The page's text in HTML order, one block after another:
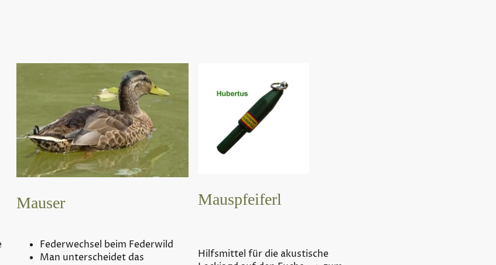
Mauser
Federwechsel beim Federwild
Man unterscheidet das
Mauspfeiferl
Hilfsmittel für die akustische